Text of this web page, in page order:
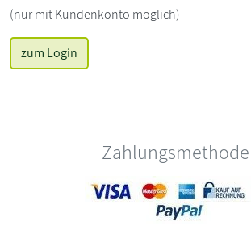
(nur mit Kundenkonto möglich)
zum Login